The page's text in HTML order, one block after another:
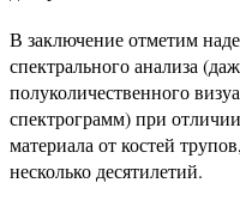
В заключение отметим
спектрального анализа
полуколичественного
спектрограмм) при
материала от костей
несколько десятилетий.